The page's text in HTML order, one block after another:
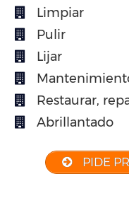
Limpiar
Pulir
Lijar
Restaurar,
Abrillantado
PIDE